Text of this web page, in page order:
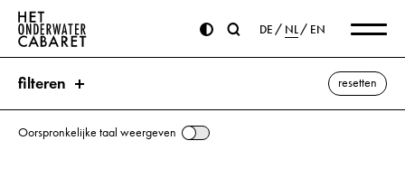
DE NL EN
filteren resetten
Oorspronkelijke taal weergeven